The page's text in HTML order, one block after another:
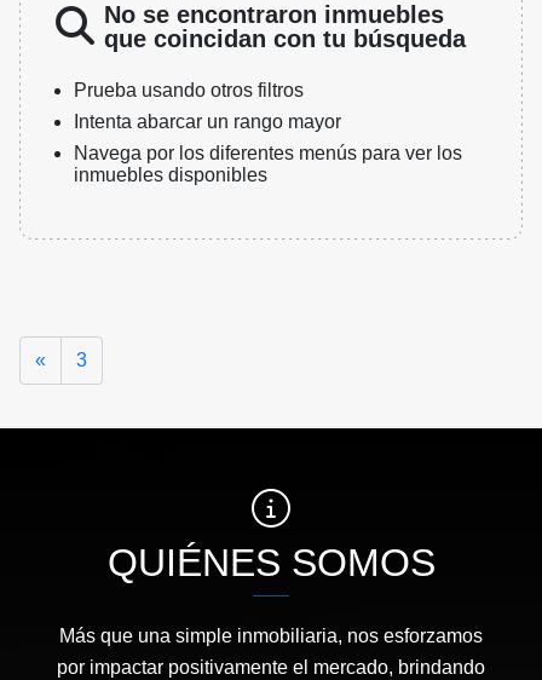
No se encontraron inmuebles
que coincidan con tu búsqueda
Prueba usando otros filtros
Intenta abarcar un rango mayor
Navega por los diferentes menús para ver los
inmuebles disponibles
« Anterior
3
QUIÉNES SOMOS
Más que una simple inmobiliaria, nos esforzamos
por impactar positivamente el mercado, brindando